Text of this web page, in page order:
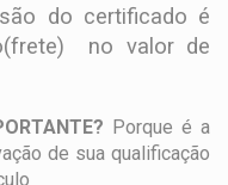
do certificado é
no valor de
Porque é a
de sua qualificação